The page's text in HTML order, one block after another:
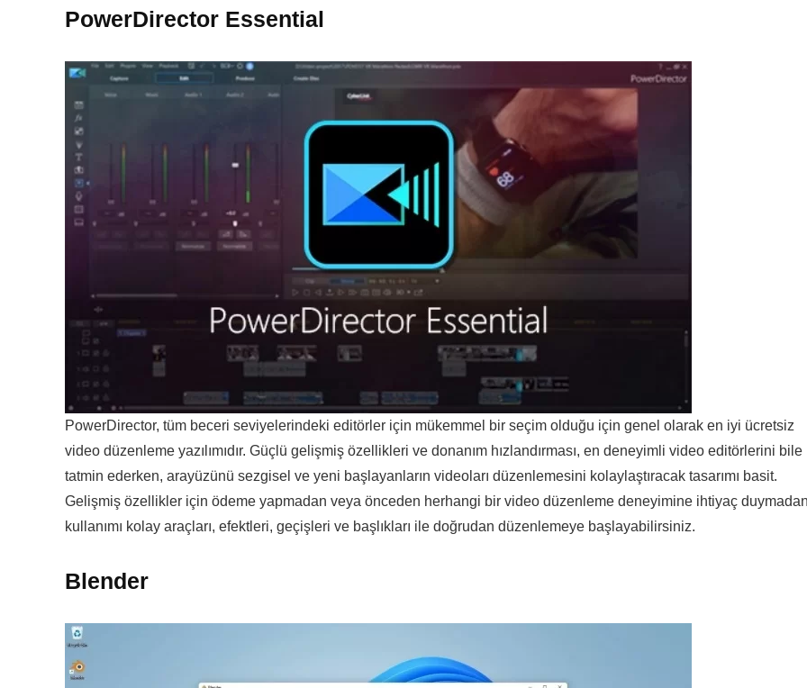
PowerDirector Essential
PowerDirector, tüm beceri seviyelerindeki editörler için mükemmel bir seçim olduğu için genel olarak en iyi ücretsiz
video düzenleme yazılımıdır. Güçlü gelişmiş özellikleri ve donanım hızlandırması, en deneyimli video editörlerini bile
tatmin ederken, arayüzünü sezgisel ve yeni başlayanların videoları düzenlemesini kolaylaştıracak tasarımı basit.
Gelişmiş özellikler için ödeme yapmadan veya önceden herhangi bir video düzenleme deneyimine ihtiyaç
kullanımı kolay araçları, efektleri, geçişleri ve başlıkları ile doğrudan düzenlemeye başlayabilirsiniz.
Blender